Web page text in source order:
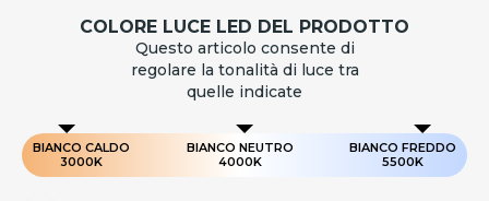
COLORE LUCE LED DEL PRODOTTO
Questo articolo consente di
regolare la tonalità di luce tra
quelle indicate
BIANCO CALDO
3000K
BIANCO NEUTRO
4000K
BIANCO FREDDO
5500K